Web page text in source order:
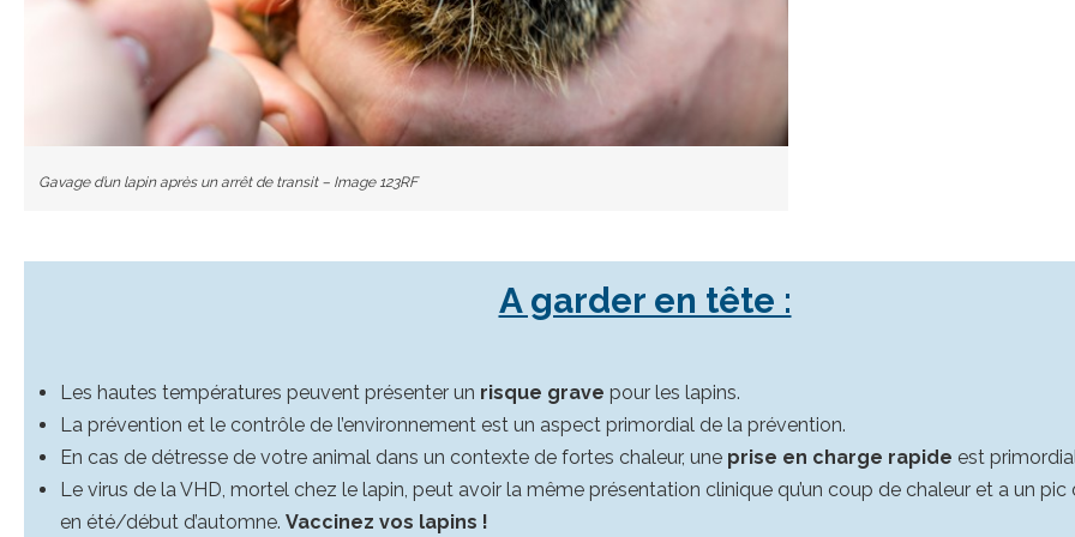
Gavage d’un lapin après un arrêt de transit – Image 123RF
A garder en tête :
Les hautes températures peuvent présenter un risque grave pour les lapins.
La prévention et le contrôle de l’environnement est un aspect primordial de la prévention.
En cas de détresse de votre animal dans un contexte de fortes chaleur, une prise en charge rapide est
Le virus de la VHD, mortel chez le lapin, peut avoir la même présentation clinique qu’un coup de chaleur et a un pic
en été/début d’automne. Vaccinez vos lapins !